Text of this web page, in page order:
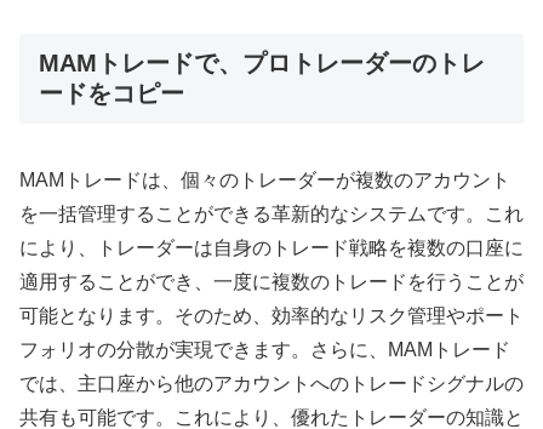
MAMトレードで、プロトレーダーのトレ
ードをコピー
MAMトレードは、個々のトレーダーが複数のアカウント
を一括管理することができる革新的なシステムです。これ
により、トレーダーは自身のトレード戦略を複数の口座に
適用することができ、一度に複数のトレードを行うことが
可能となります。そのため、効率的なリスク管理やポート
フォリオの分散が実現できます。さらに、MAMトレード
では、主口座から他のアカウントへのトレードシグナルの
共有も可能です。これにより、優れたトレーダーの知識と